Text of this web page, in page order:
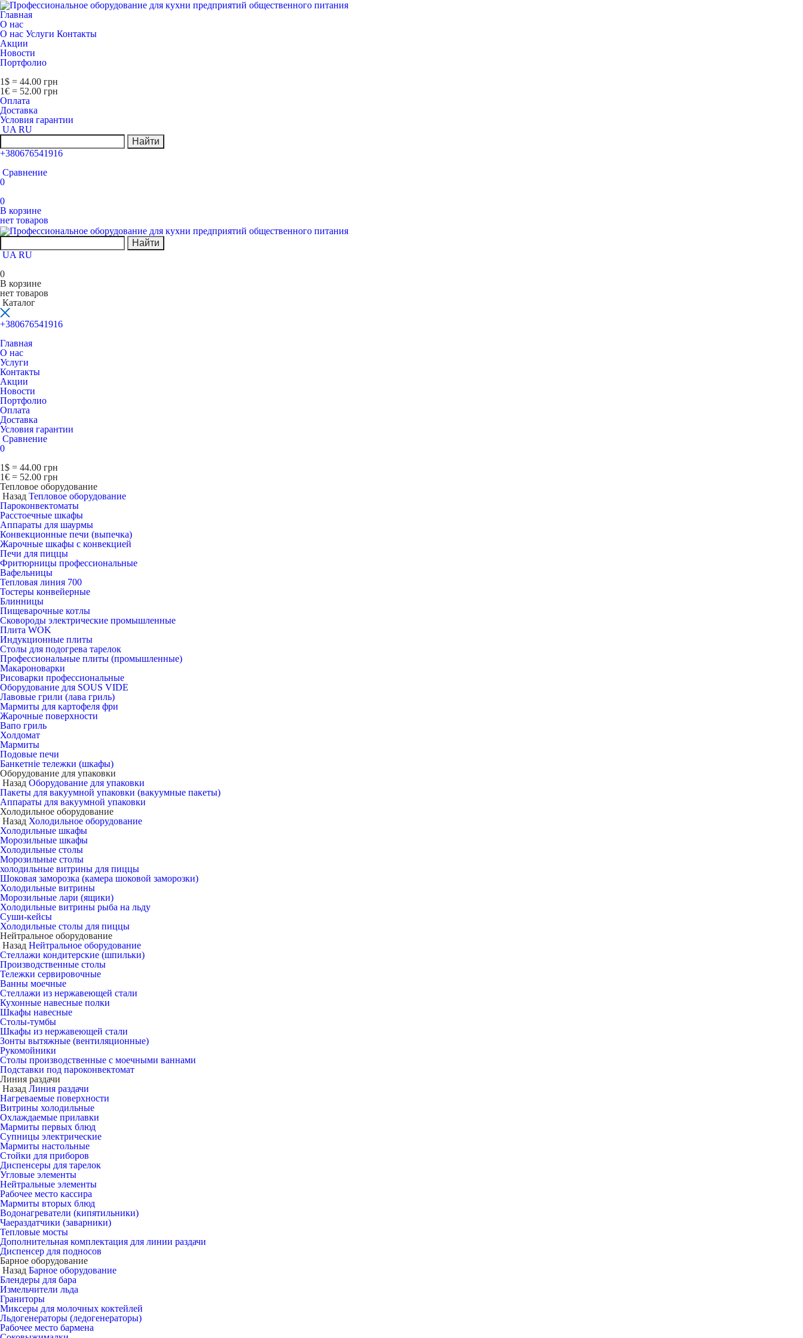
Главная
О нас
О нас Услуги Контакты
Акции
Новости
Портфолио
1$ = 44.00 грн
1€ = 52.00 грн
Оплата
Доставка
Условия гарантии
UA RU
Найти
+380676541916
Сравнение
0
0
В корзине
нет товаров
Найти
UA RU
0
В корзине
нет товаров
Каталог
+380676541916
Главная
О нас
Услуги
Контакты
Акции
Новости
Портфолио
Оплата
Доставка
Условия гарантии
Сравнение
0
1$ = 44.00 грн
1€ = 52.00 грн
Тепловое оборудование
Назад Тепловое оборудование
Пароконвектоматы
Расcтоечные шкафы
Аппараты для шаурмы
Конвекционные печи (выпечка)
Жарочные шкафы с конвекцией
Печи для пиццы
Фритюрницы профессиональные
Вафельницы
Тепловая линия 700
Тостеры конвейерные
Блинницы
Пищеварочные котлы
Сковороды электрические промышленные
Плита WOK
Индукционные плиты
Столы для подогрева тарелок
Профессиональные плиты (промышленные)
Макароноварки
Рисоварки профессиональные
Оборудование для SOUS VIDE
Лавовые грили (лава гриль)
Мармиты для картофеля фри
Жарочные поверхности
Вапо гриль
Холдомат
Мармиты
Подовые печи
Банкетніе тележки (шкафы)
Оборудование для упаковки
Назад Оборудование для упаковки
Пакеты для вакуумной упаковки (вакуумные пакеты)
Аппараты для вакуумной упаковки
Холодильное оборудование
Назад Холодильное оборудование
Холодильные шкафы
Морозильные шкафы
Холодильные столы
Морозильные столы
холодильные витрины для пиццы
Шоковая заморозка (камера шоковой заморозки)
Холодильные витрины
Морозильные лари (ящики)
Холодильные витрины рыба на льду
Суши-кейсы
Холодильные столы для пиццы
Нейтральное оборудование
Назад Нейтральное оборудование
Стеллажи кондитерские (шпильки)
Производственные столы
Тележки сервировочные
Ванны моечные
Стеллажи из нержавеющей стали
Кухонные навесные полки
Шкафы навесные
Столы-тумбы
Шкафы из нержавеющей стали
Зонты вытяжные (вентиляционные)
Рукомойники
Столы производственные с моечными ваннами
Подставки под пароконвектомат
Линия раздачи
Назад Линия раздачи
Нагреваемые поверхности
Витрины холодильные
Охлаждаемые прилавки
Мармиты первых блюд
Супницы электрические
Мармиты настольные
Стойки для приборов
Диспенсеры для тарелок
Угловые элементы
Нейтральные элементы
Рабочее место кассира
Мармиты вторых блюд
Водонагреватели (кипятильники)
Чаераздатчики (заварники)
Тепловые мосты
Дополнительная комплектация для линии раздачи
Диспенсер для подносов
Барное оборудование
Назад Барное оборудование
Блендеры для бара
Измельчители льда
Граниторы
Миксеры для молочных коктейлей
Льдогенераторы (ледогенераторы)
Рабочее место бармена